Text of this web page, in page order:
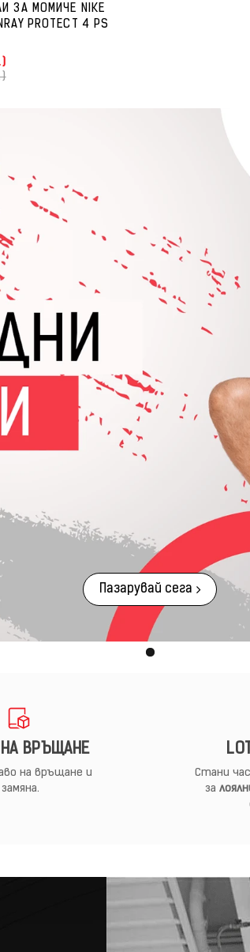
ЗА МОМИЧЕ NIKE
PROTECT 4 PS
Пазарувай сега
ВРЪЩАНЕ
на връщане и
замяна.
Стани
за